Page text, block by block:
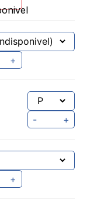
+
- +
+